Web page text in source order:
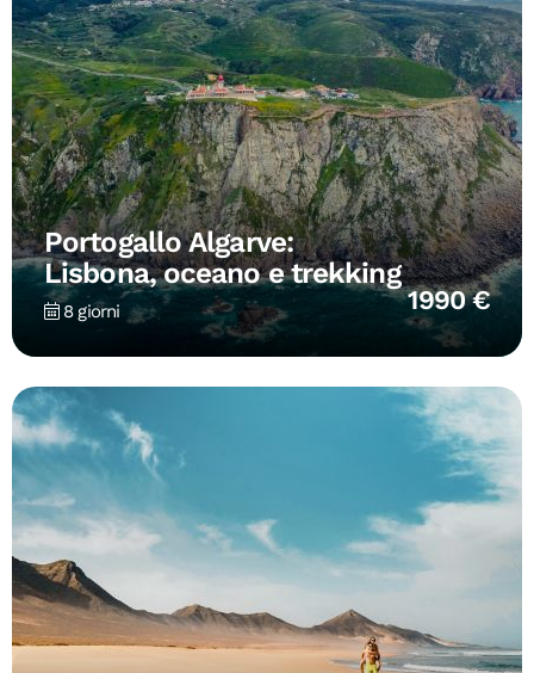
Portogallo Algarve:
Lisbona, oceano e trekking
8 giorni 1990 €